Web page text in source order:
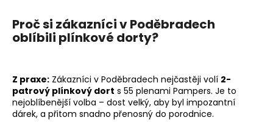
Proč si zákazníci v Poděbradech
oblíbili plínkové dorty?
Z praxe: Zákazníci v Poděbradech nejčastěji volí 2-
patrový plínkový dort s 55 plenami Pampers. Je to
nejoblíbenější volba – dost velký, aby byl impozantní
dárek, a přitom snadno přenosný do porodnice.
a
j
?